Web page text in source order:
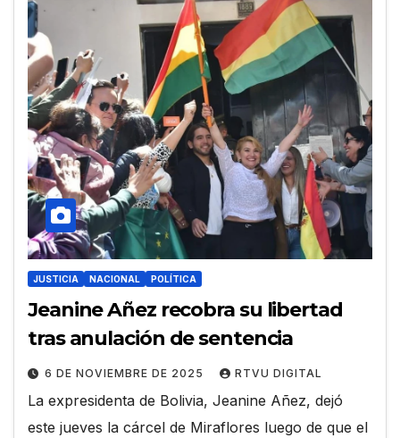
JUSTICIA NACIONAL POLÍTICA
Jeanine Añez recobra su libertad
tras anulación de sentencia
6 DE NOVIEMBRE DE 2025 RTVU DIGITAL
La expresidenta de Bolivia, Jeanine Añez, dejó
este jueves la cárcel de Miraflores luego de que el